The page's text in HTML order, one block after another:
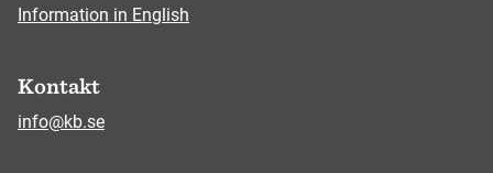
Information in English
Kontakt
info@kb.se